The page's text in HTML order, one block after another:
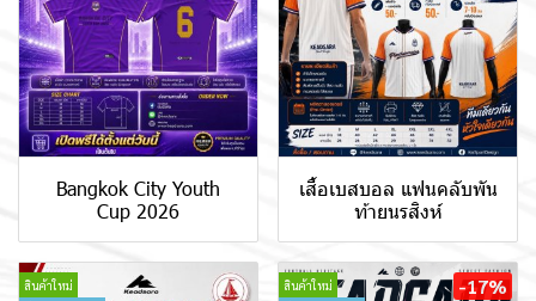
Bangkok City Youth
Cup 2026
เสื้อเบสบอล แฟนคลับพัน
ท้ายนรสิงห์
สินค้าใหม่
สินค้าใหม่
-17%